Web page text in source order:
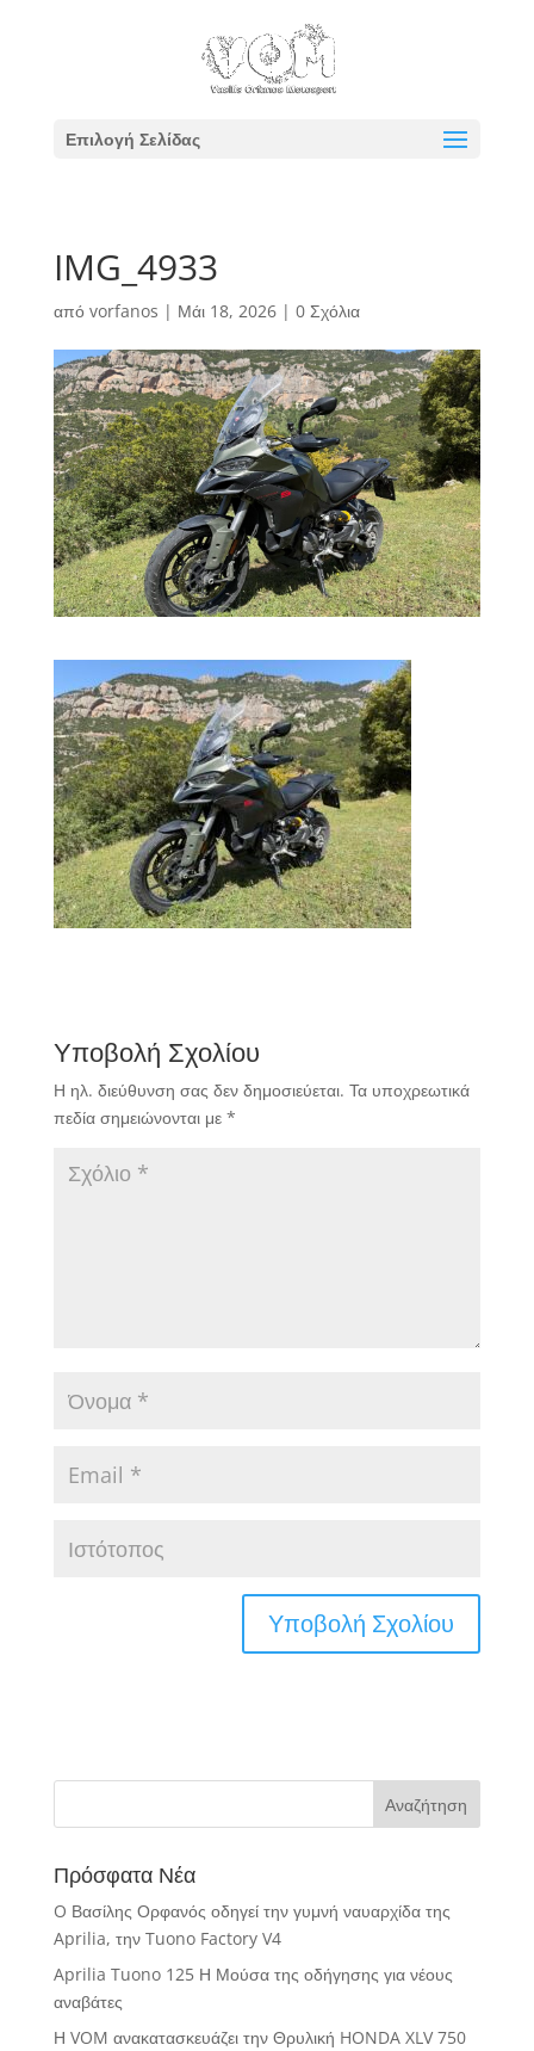
Επιλογή Σελίδας
IMG_4933
από vorfanos | Μάι 18, 2026| 0 Σχόλια
Υποβολή Σχολίου
Η ηλ. διεύθυνση σας δεν δημοσιεύεται. Τα υποχρεωτικά
πεδία σημειώνονται με *
Πρόσφατα Νέα
O Βασίλης Ορφανός οδηγεί την γυμνή ναυαρχίδα της
Aprilia, την Tuono Factory V4
Aprilia Tuono 125 Η Μούσα της οδήγησης για νέους
αναβάτες
Η VOM ανακατασκευάζει την Θρυλική HONDA XLV 750